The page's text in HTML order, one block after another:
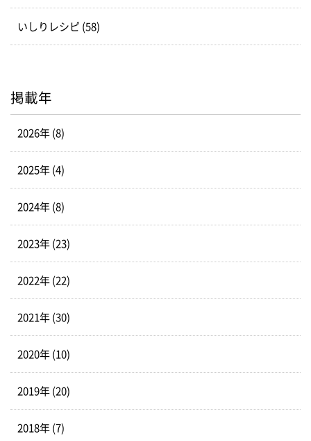
いしりレシピ (58)
掲載年
2026年 (8)
2025年 (4)
2024年 (8)
2023年 (23)
2022年 (22)
2021年 (30)
2020年 (10)
2019年 (20)
2018年 (7)